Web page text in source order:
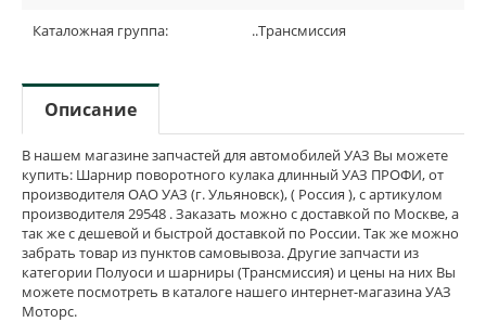
Каталожная группа: ..Трансмиссия
Описание
В нашем магазине запчастей для автомобилей УАЗ Вы можете
купить: Шарнир поворотного кулака длинный УАЗ ПРОФИ, от
производителя ОАО УАЗ (г. Ульяновск), ( Россия ), с артикулом
производителя 29548 . Заказать можно с доставкой по Москве, а
так же с дешевой и быстрой доставкой по России. Так же можно
забрать товар из пунктов самовывоза. Другие запчасти из
категории Полуоси и шарниры (Трансмиссия) и цены на них Вы
можете посмотреть в каталоге нашего интернет-магазина УАЗ
Моторс.